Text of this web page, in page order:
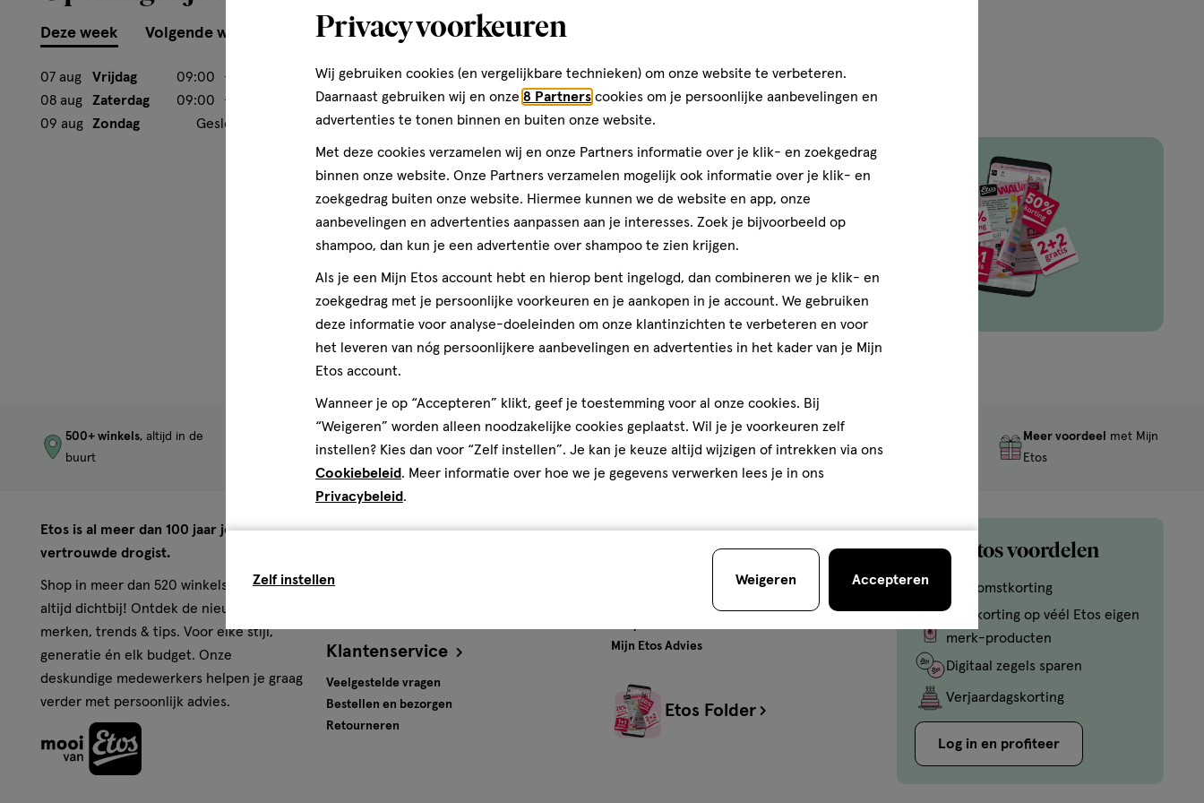
Deze week Volgende week
07 aug Vrijdag 09:00 -
08 aug
Zaterdag 09:00 -
09 aug
Zondag Gesloten
048-1-371210
Etos Folder
Ontdek alle folder aanbiedingen van
deze week!
Shop alle acties
500+ winkels, altijd in de
buurt
Trending
merken
Gratis
bezorging vanaf
€35
Gratisretourneren
Meer voordeel
met Mijn
Etos
Etos is al meer dan 100 jaar jouw
vertrouwde drogist.
Shop in meer dan 520 winkels of online,
altijd dichtbij! Ontdek de nieuwste
merken, trends & tips. Voor elke stijl,
generatie én elk budget. Onze
deskundige medewerkers helpen je graag
verder met persoonlijk advies.
Over Etos
Pers
Klantenservice
Veelgestelde vragen
Bestellen en bezorgen
Retourneren
Advies & Inspiratie
Mijn Etos Advies
Etos Folder
Mijn Etos voordelen
Welkomstkorting
10% korting op véél Etos eigen
merk-producten
Digitaal zegels sparen
Verjaardagskorting
Log in en profiteer
Privacy voorkeuren
Wij gebruiken cookies (en vergelijkbare technieken) om onze website te verbeteren.
Daarnaast gebruiken wij en onze 8 Partners cookies om je persoonlijke aanbevelingen en
advertenties te tonen binnen en buiten onze website.
Met deze cookies verzamelen wij en onze Partners informatie over je klik- en zoekgedrag
binnen onze website. Onze Partners verzamelen mogelijk ook informatie over je klik- en
zoekgedrag buiten onze website. Hiermee kunnen we de website en app, onze
aanbevelingen en advertenties aanpassen aan je interesses. Zoek je bijvoorbeeld op
shampoo, dan kun je een advertentie over shampoo te zien krijgen.
Als je een Mijn Etos account hebt en hierop bent ingelogd, dan combineren we je klik- en
zoekgedrag met je persoonlijke voorkeuren en je aankopen in je account. We gebruiken
deze informatie voor analyse-doeleinden om onze klantinzichten te verbeteren en voor
het leveren van nóg persoonlijkere aanbevelingen en advertenties in het kader van je Mijn
Etos account.
Wanneer je op “Accepteren” klikt, geef je toestemming voor al onze cookies. Bij
“Weigeren” worden alleen noodzakelijke cookies geplaatst. Wil je je voorkeuren zelf
instellen? Kies dan voor “Zelf instellen”. Je kan je keuze altijd wijzigen of intrekken via ons
Cookiebeleid. Meer informatie over hoe we je gegevens verwerken lees je in ons
Privacybeleid.
Zelf instellen Weigeren Accepteren